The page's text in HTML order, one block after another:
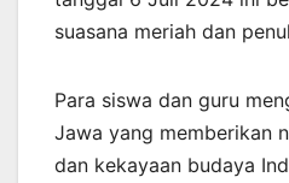
suasana meriah dan
Para siswa dan guru
Jawa yang memberikan
dan kekayaan budaya